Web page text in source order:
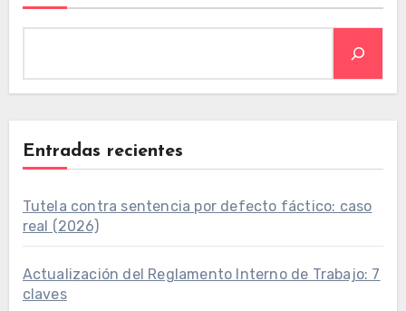
Entradas recientes
Tutela contra sentencia por defecto fáctico: caso
real (2026)
Actualización del Reglamento Interno de Trabajo: 7
claves